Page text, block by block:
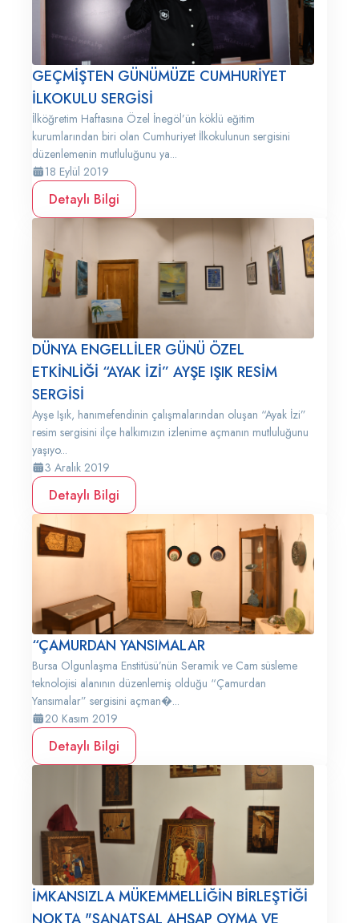
GEÇMİŞTEN GÜNÜMÜZE CUMHURİYET
İLKOKULU SERGİSİ
İlköğretim Haftasına Özel İnegöl’ün köklü eğitim
kurumlarından biri olan Cumhuriyet İlkokulunun sergisini
düzenlemenin mutluluğunu ya...
18 Eylül 2019
Detaylı Bilgi
DÜNYA ENGELLİLER GÜNÜ ÖZEL
ETKİNLİĞİ “AYAK İZİ” AYŞE IŞIK RESİM
SERGİSİ
Ayşe Işık, hanımefendinin çalışmalarından oluşan “Ayak İzi”
resim sergisini ilçe halkımızın izlenime açmanın mutluluğunu
yaşıyo...
3 Aralık 2019
Detaylı Bilgi
“ÇAMURDAN YANSIMALAR
Bursa Olgunlaşma Enstitüsü’nün Seramik ve Cam süsleme
teknolojisi alanının düzenlemiş olduğu “Çamurdan
Yansımalar” sergisini açman�...
20 Kasım 2019
Detaylı Bilgi
İMKANSIZLA MÜKEMMELLİĞİN BİRLEŞTİĞİ